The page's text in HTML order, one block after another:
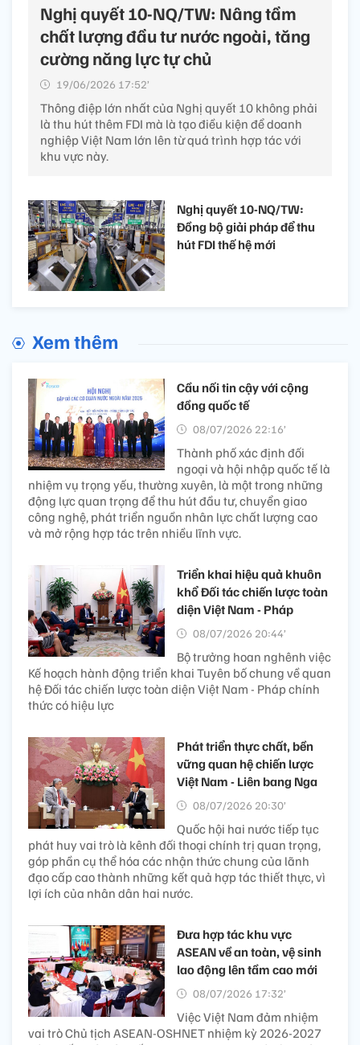
Nghị quyết 10-NQ/TW: Nâng tầm
chất lượng đầu tư nước ngoài, tăng
cường năng lực tự chủ
19/06/2026 17:52’
Thông điệp lớn nhất của Nghị quyết 10 không phải
là thu hút thêm FDI mà là tạo điều kiện để doanh
nghiệp Việt Nam lớn lên từ quá trình hợp tác với
khu vực này.
Nghị quyết 10-NQ/TW:
Đồng bộ giải pháp để thu
hút FDI thế hệ mới
Xem thêm
Cầu nối tin cậy với cộng
đồng quốc tế
08/07/2026 22:16’
Thành phố xác định đối
ngoại và hội nhập quốc tế là
nhiệm vụ trọng yếu, thường xuyên, là một trong những
động lực quan trọng để thu hút đầu tư, chuyển giao
công nghệ, phát triển nguồn nhân lực chất lượng cao
và mở rộng hợp tác trên nhiều lĩnh vực.
Triển khai hiệu quả khuôn
khổ Đối tác chiến lược toàn
diện Việt Nam - Pháp
08/07/2026 20:44’
Bộ trưởng hoan nghênh việc
Kế hoạch hành động triển khai Tuyên bố chung về quan
hệ Đối tác chiến lược toàn diện Việt Nam - Pháp chính
thức có hiệu lực
Phát triển thực chất, bền
vững quan hệ chiến lược
Việt Nam - Liên bang Nga
08/07/2026 20:30’
Quốc hội hai nước tiếp tục
phát huy vai trò là kênh đối thoại chính trị quan trọng,
góp phần cụ thể hóa các nhận thức chung của lãnh
đạo cấp cao thành những kết quả hợp tác thiết thực, vì
lợi ích của nhân dân hai nước.
Đưa hợp tác khu vực
ASEAN về an toàn, vệ sinh
lao động lên tầm cao mới
08/07/2026 17:32’
Việc Việt Nam đảm nhiệm
vai trò Chủ tịch ASEAN-OSHNET nhiệm kỳ 2026-2027